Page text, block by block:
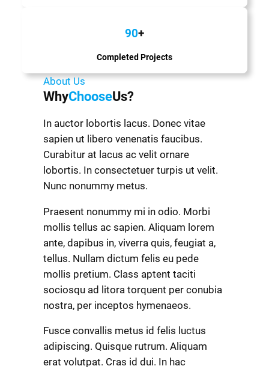
90+
Completed Projects
About Us
WhyChooseUs?
In auctor lobortis lacus. Donec vitae
sapien ut libero venenatis faucibus.
Curabitur at lacus ac velit ornare
lobortis. In consectetuer turpis ut velit.
Nunc nonummy metus.
Praesent nonummy mi in odio. Morbi
mollis tellus ac sapien. Aliquam lorem
ante, dapibus in, viverra quis, feugiat a,
tellus. Nullam dictum felis eu pede
mollis pretium. Class aptent taciti
sociosqu ad litora torquent per conubia
nostra, per inceptos hymenaeos.
Fusce convallis metus id felis luctus
adipiscing. Quisque rutrum. Aliquam
erat volutpat. Cras id dui. In hac